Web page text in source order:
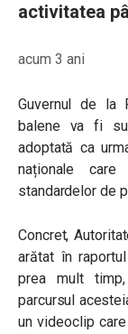
activitatea
acum 3 ani
Guvernul de la
balene va fi
adoptată ca
naționale
standardelor de
Concret,
arătat în
prea mult
parcursul
un videoclip